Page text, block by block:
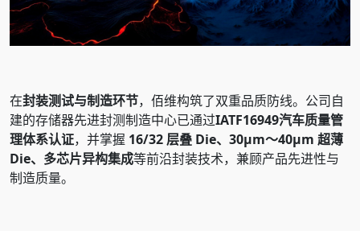
在封装测试与制造环节，佰维构筑了双重品质防线。公司自
建的存储器先进封测制造中心已通过IATF16949汽车质量管
理体系认证，并掌握 16/32 层叠 Die、30μm～40μm 超薄
Die、多芯片异构集成等前沿封装技术，兼顾产品先进性与
制造质量。